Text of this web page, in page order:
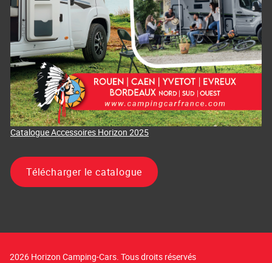
Catalogue Accessoires Horizon 2025
Télécharger le catalogue
2026 Horizon Camping-Cars. Tous droits réservés